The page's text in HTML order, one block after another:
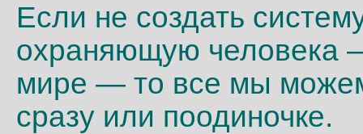
Если не создать
охраняющую человека
мире — то все мы
сразу или поодиночке.